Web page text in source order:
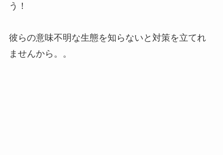
う！
彼らの意味不明な生態を知らないと対策を立てれ
ませんから。。